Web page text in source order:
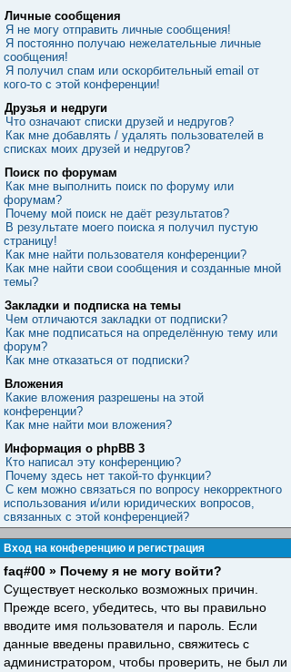
Личные сообщения
Я не могу отправить личные сообщения!
Я постоянно получаю нежелательные личные
сообщения!
Я получил спам или оскорбительный email от
кого-то с этой конференции!
Друзья и недруги
Что означают списки друзей и недругов?
Как мне добавлять / удалять пользователей в
списках моих друзей и недругов?
Поиск по форумам
Как мне выполнить поиск по форуму или
форумам?
Почему мой поиск не даёт результатов?
В результате моего поиска я получил пустую
страницу!
Как мне найти пользователя конференции?
Как мне найти свои сообщения и созданные мной
темы?
Закладки и подписка на темы
Чем отличаются закладки от подписки?
Как мне подписаться на определённую тему или
форум?
Как мне отказаться от подписки?
Вложения
Какие вложения разрешены на этой
конференции?
Как мне найти мои вложения?
Информация о phpBB 3
Кто написал эту конференцию?
Почему здесь нет такой-то функции?
С кем можно связаться по вопросу некорректного
использования и/или юридических вопросов,
связанных с этой конференцией?
Вход на конференцию и регистрация
faq#00 » Почему я не могу войти?
Существует несколько возможных причин.
Прежде всего, убедитесь, что вы правильно
вводите имя пользователя и пароль. Если
данные введены правильно, свяжитесь с
администратором, чтобы проверить, не был ли